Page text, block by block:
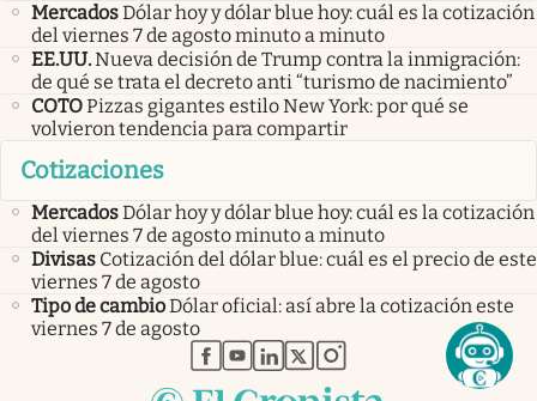
MercadosDólar hoy y dólar blue hoy: cuál es la cotización
del viernes 7 de agosto minuto a minuto
EE.UU.Nueva decisión de Trump contra la inmigración:
de qué se trata el decreto anti “turismo de nacimiento”
COTOPizzas gigantes estilo New York: por qué se
volvieron tendencia para compartir
Cotizaciones
MercadosDólar hoy y dólar blue hoy: cuál es la cotización
del viernes 7 de agosto minuto a minuto
Divisas Cotización del dólar blue: cuál es el precio de este
viernes 7 de agosto
Tipo de cambioDólar oficial: así abre la cotización este
viernes 7 de agosto
abre en nueva pestaña
abre en nueva pestaña
abre en nueva pestaña
abre en nueva pestaña
abre en nueva pestaña